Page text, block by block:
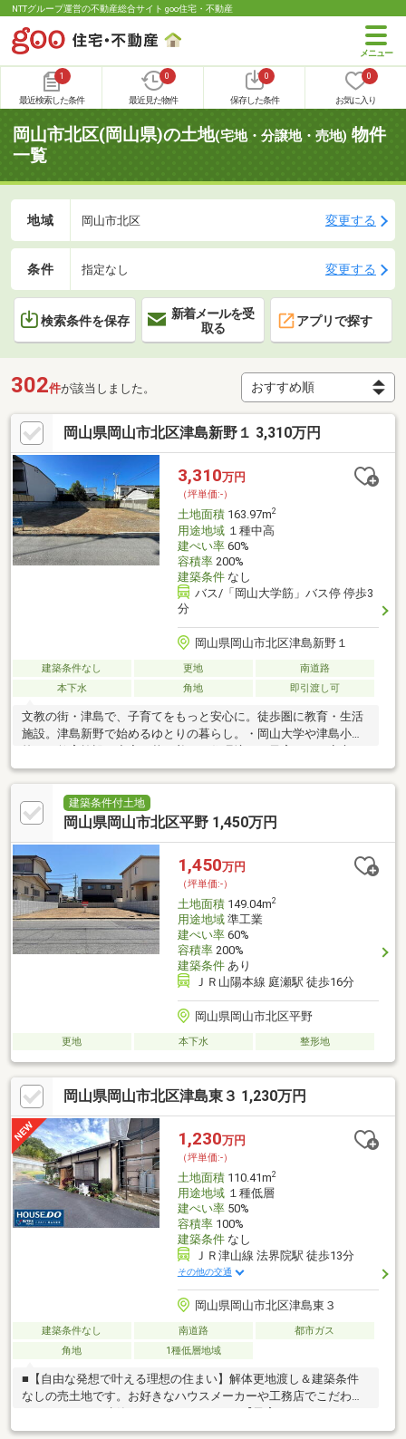
NTTグループ運営の不動産総合サイト goo住宅・不動産
1
最近検索した条件
0
最近見た物件
0
保存した条件
0
お気に入り
岡山市北区(岡山県)の土地(宅地・分譲地・売地) 物件
一覧
地域 岡山市北区 変更する
条件 指定なし 変更する
検索条件を保存
新着メールを受
取る
アプリで探す
302件が該当しました。
岡山県岡山市北区津島新野１ 3,310万円
3,310万円
（坪単価:-）
土地面積163.97m2
用途地域１種中高
建ぺい率60%
容積率200%
建築条件なし
バス/「岡山大学筋」バス停 停歩3
分
岡山県岡山市北区津島新野１
建築条件なし 更地
南道路
本下水
角地 即引渡し可
文教の街・津島で、子育てをもっと安心に。徒歩圏に教育・生活
施設。津島新野で始めるゆとりの暮らし。・岡山大学や津島小学
校など教育施設が充実・落ち着いた住環境で、子育てにも安心・
岡山県総合グラウンドまで徒歩圏内。家族での運動や散歩に最
適・公園や緑も多く、のびのび過ごせる住環境・スーパーや病院
も近く、日々の生活も便利・岡山駅方面へもアクセス良好。通
勤・通学にも便利・周辺は閑静な住宅街で治安も良好・教育・自
ら、家族みんなが安心して暮らせる街です。
建築条件付土地
岡山県岡山市北区平野 1,450万円
1,450万円
（坪単価:-）
土地面積149.04m2
用途地域準工業
建ぺい率60%
容積率200%
建築条件あり
ＪＲ山陽本線 庭瀬駅 徒歩16分
岡山県岡山市北区平野
更地 本下水 整形地
岡山県岡山市北区津島東３ 1,230万円
1,230万円
（坪単価:-）
土地面積110.41m2
用途地域１種低層
建ぺい率50%
容積率100%
建築条件なし
ＪＲ津山線 法界院駅 徒歩13分
その他の交通
岡山県岡山市北区津島東３
建築条件なし 南道路
都市ガス
角地
1種低層地域
■【自由な発想で叶える理想の住まい】解体更地渡し＆建築条件
なしの売土地です。お好きなハウスメーカーや工務店でこだわり
嬉しい教育環境】御野小学校まで徒歩15分、岡北中学校までは徒